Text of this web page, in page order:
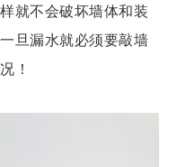
就不会破坏墙体和装
旦漏水就必须要敲墙
！